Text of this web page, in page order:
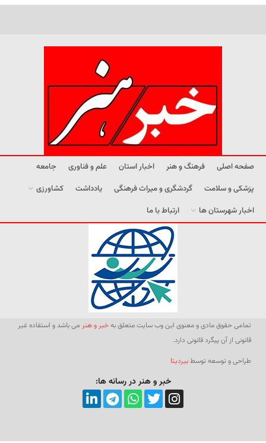
صفحه اصلی فرهنگ و هنر اخبار استان علم و فناوری
جامعه
پزشکی و سلامت
گردشگری و میراث فرهنگی یادداشت
کشاورزی
اخبار شهرستان ها
ارتباط با ما
تمامی حقوق مادی و معنوی این وب سایت متعلق بهخبر و هنر می باشد و استفاده غیر
قانونی از آن پیگرد قانونی دارد.
طراحی و توسعه توسطبیردیتا
خبر و هنر در رسانه ها: